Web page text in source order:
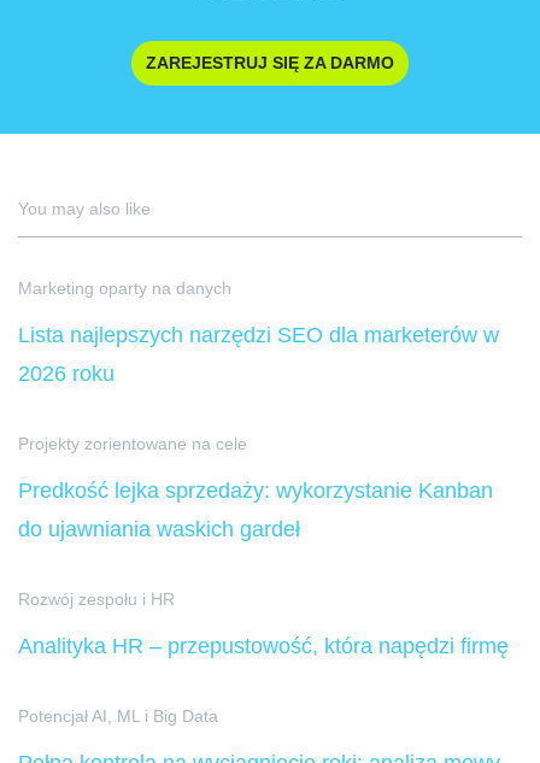
ZAREJESTRUJ SIĘ ZA DARMO
You may also like
Marketing oparty na danych
Lista najlepszych narzędzi SEO dla marketerów w
2026 roku
Projekty zorientowane na cele
Predkość lejka sprzedaży: wykorzystanie Kanban
do ujawniania waskich gardeł
Rozwój zespołu i HR
Analityka HR – przepustowość, która napędzi firmę
Potencjał AI, ML i Big Data